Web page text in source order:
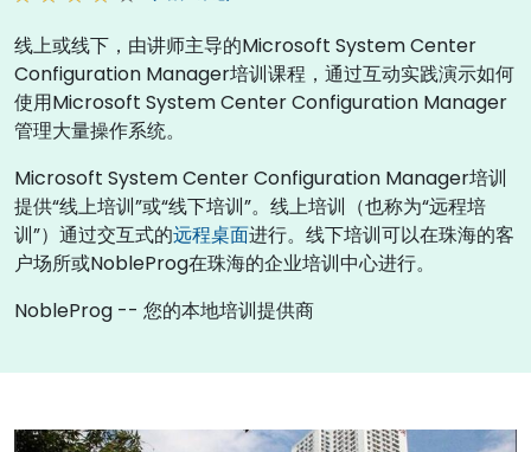
线上或线下，由讲师主导的Microsoft System Center
Configuration Manager培训课程，通过互动实践演示如何
使用Microsoft System Center Configuration Manager
管理大量操作系统。
Microsoft System Center Configuration Manager培训
提供“线上培训”或“线下培训”。线上培训（也称为“远程培
训”）通过交互式的远程桌面进行。线下培训可以在珠海的客
户场所或NobleProg在珠海的企业培训中心进行。
NobleProg -- 您的本地培训提供商